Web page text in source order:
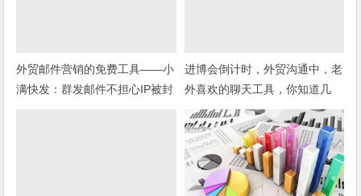
外贸邮件营销的免费工具——小
满快发：群发邮件不担心IP被封
进博会倒计时，外贸沟通中，老
外喜欢的聊天工具，你知道几
种？